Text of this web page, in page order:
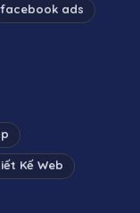
facebook ads
Kế Web